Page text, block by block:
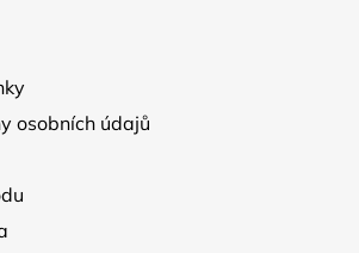
osobních údajů